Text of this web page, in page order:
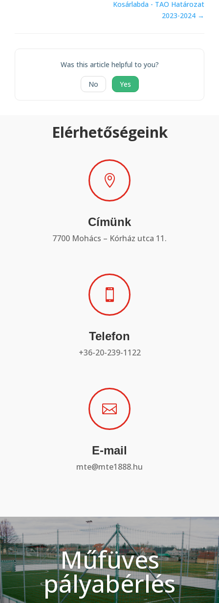
Kosárlabda - TAO Határozat
2023-2024 →
Was this article helpful to you?
No Yes
Elérhetőségeink

Címünk
7700 Mohács – Kórház utca 11.

Telefon
+36-20-239-1122

E-mail
mte@mte1888.hu
Műfüves
pályabérlés